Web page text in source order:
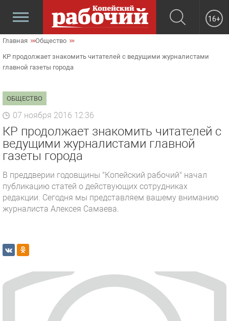
16+
Главная Общество
КР продолжает знакомить читателей с ведущими журналистами
главной газеты города
ОБЩЕСТВО
07 ноября 2016 12:36
КР продолжает знакомить читателей с
ведущими журналистами главной
газеты города
В преддверии годовщины "Копейский рабочий" начал
публикацию статей о действующих сотрудниках
редакции. Сегодня мы представляем вашему вниманию
журналиста Алексея Самаева.